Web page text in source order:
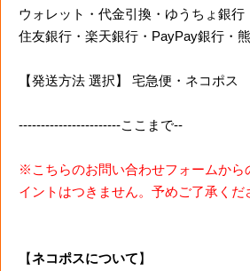
ウォレット・代金引換・ゆうちょ銀
住友銀行・楽天銀行・PayPay銀行・
【発送方法 選択】 宅急便・ネコポス
-----------------------ここまで--
※こちらのお問い合わせフォームから
イントはつきません。予めご了承くだ
【ネコポスについて】